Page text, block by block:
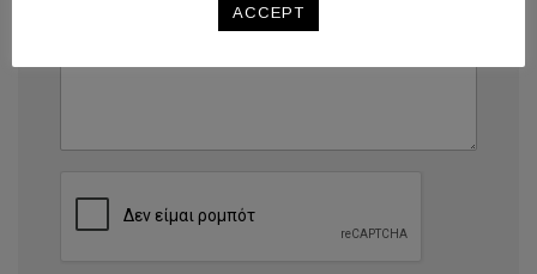
ACCEPT